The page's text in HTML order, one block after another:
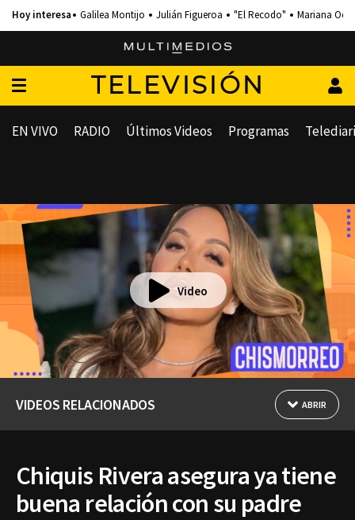
Galilea Montijo Julián Figueroa "El Recodo" Mariana
TELEVISIÓN
EN VIVO RADIO Últimos Videos Programas
Video
VIDEOS RELACIONADOS ABRIR
Chiquis Rivera asegura ya tiene
buena relación con su padre